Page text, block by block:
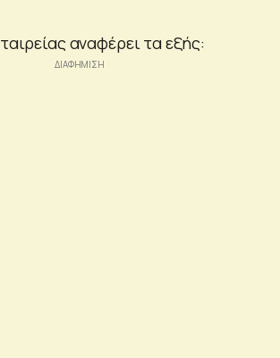
αναφέρει τα εξής: